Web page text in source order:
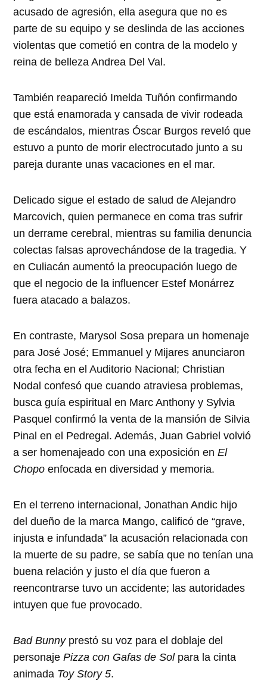
acusado de agresión, ella asegura que no es
parte de su equipo y se deslinda de las acciones
violentas que cometió en contra de la modelo y
reina de belleza Andrea Del Val.
También reapareció Imelda Tuñón confirmando
que está enamorada y cansada de vivir rodeada
de escándalos, mientras Óscar Burgos reveló que
estuvo a punto de morir electrocutado junto a su
pareja durante unas vacaciones en el mar.
Delicado sigue el estado de salud de Alejandro
Marcovich, quien permanece en coma tras sufrir
un derrame cerebral, mientras su familia denuncia
colectas falsas aprovechándose de la tragedia. Y
en Culiacán aumentó la preocupación luego de
que el negocio de la influencer Estef Monárrez
fuera atacado a balazos.
En contraste, Marysol Sosa prepara un homenaje
para José José; Emmanuel y Mijares anunciaron
otra fecha en el Auditorio Nacional; Christian
Nodal confesó que cuando atraviesa problemas,
busca guía espiritual en Marc Anthony y Sylvia
Pasquel confirmó la venta de la mansión de Silvia
Pinal en el Pedregal. Además, Juan Gabriel volvió
a ser homenajeado con una exposición enEl
Chopo enfocada en diversidad y memoria.
En el terreno internacional, Jonathan Andic hijo
del dueño de la marca Mango, calificó de “grave,
injusta e infundada” la acusación relacionada con
la muerte de su padre, se sabía que no tenían una
buena relación y justo el día que fueron a
reencontrarse tuvo un accidente; las autoridades
intuyen que fue provocado.
Bad Bunnyprestó su voz para el doblaje del
personajePizza con Gafas de Solpara la cinta
animada Toy Story 5.